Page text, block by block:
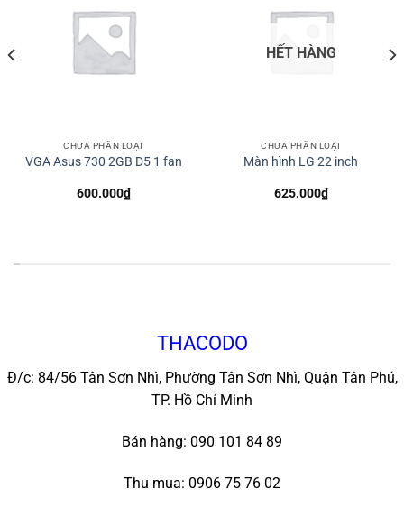
CHƯA PHÂN LOẠI
VGA Asus 730 2GB D5 1 fan
600.000₫
HẾT HÀNG
CHƯA PHÂN LOẠI
Màn hình LG 22 inch
625.000₫
THACODO
Đ/c: 84/56 Tân Sơn Nhì, Phường Tân Sơn Nhì, Quận Tân Phú,
TP. Hồ Chí Minh
Bán hàng: 090 101 84 89
Thu mua: 0906 75 76 02